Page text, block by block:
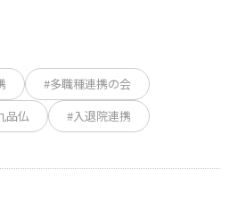
#多職種連携の会
品仏 #入退院連携